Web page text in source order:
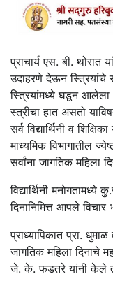
प्राचार्य एस. बी. थोरात
उदाहरणे देऊन स्त्रियांचे
स्त्रियांमध्ये घडून
स्त्रीचा हात असतो
सर्व विद्यार्थिनी व
माध्यमिक विभागातील
सर्वांना जागतिक महिला
विद्यार्थिनी मनोगतामध्ये
दिनानिमित्त आपले
प्राध्यापिकात प्रा.
जागतिक महिला दिनाचे
जे. के. फडतरे यांनी केले